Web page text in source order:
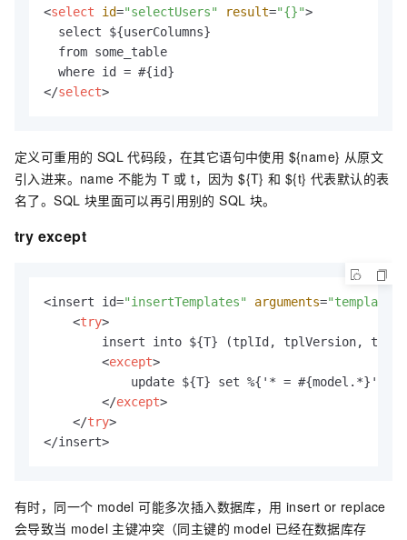
<select id="selectUsers" result="{}">
  select ${userColumns}
  from some_table
</select>
定义可重用的 SQL 代码段，在其它语句中使用 ${name} 从原文
引入进来。name 不能为 T 或 t，因为 ${T} 和 ${t} 代表默认的表
名了。SQL 块里面可以再引用别的 SQL 块。
try except
<insert id="insertTemplates" arguments="templates"
<try>
insert into ${T} (tplId, tplVersion,
<except>
update ${T} set %{'* = #{model.*}',
</except>
</try>
</insert>
有时，同一个 model 可能多次插入数据库，用 insert or replace
会导致当 model 主键冲突（同主键的 model 已经在数据库存